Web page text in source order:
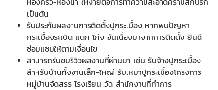
เป็นต้น
รับประกันผลงานการติดตั้งปูกระเบื้อง หากพบปัญหา
กระเบื้องระเบิด แตก โก่ง อันเนื่องมาจากการติดตั้ง ยินดี
ซ่อมแซมให้ตามเงื่อนไข
สามารถรับชมรีวิวผลงานที่ผ่านมา เช่น รับจ้างปูกระเบื้อง
สำหรับบ้านทั้งงานเล็ก-ใหญ่ รับเหมาปูกระเบื้องโครงการ
หมู่บ้านจัดสรร โรงเรียน วัด สำนักงานที่ทำการ